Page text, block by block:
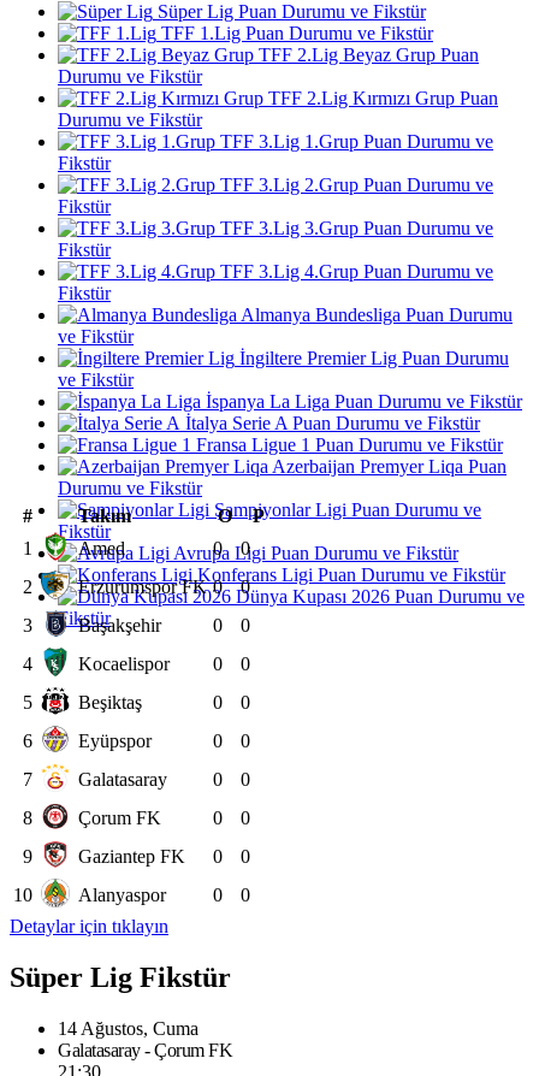
Süper Lig Puan Durumu ve Fikstür
TFF 1.Lig Puan Durumu ve Fikstür
TFF 2.Lig Beyaz Grup Puan
Durumu ve Fikstür
TFF 2.Lig Kırmızı Grup Puan
Durumu ve Fikstür
TFF 3.Lig 1.Grup Puan Durumu ve
Fikstür
TFF 3.Lig 2.Grup Puan Durumu ve
Fikstür
TFF 3.Lig 3.Grup Puan Durumu ve
Fikstür
TFF 3.Lig 4.Grup Puan Durumu ve
Fikstür
Almanya Bundesliga Puan Durumu
ve Fikstür
İngiltere Premier Lig Puan Durumu
ve Fikstür
İspanya La Liga Puan Durumu ve Fikstür
İtalya Serie A Puan Durumu ve Fikstür
Fransa Ligue 1 Puan Durumu ve Fikstür
Azerbaijan Premyer Liqa Puan
Durumu ve Fikstür
Şampiyonlar Ligi Puan Durumu ve
Fikstür
Avrupa Ligi Puan Durumu ve Fikstür
Konferans Ligi Puan Durumu ve Fikstür
Dünya Kupası 2026 Puan Durumu ve
Fikstür
# Takım O
P
1
Amed 0
0
2
Erzurumspor FK 0
0
3
Başakşehir 0
0
4
Kocaelispor 0
0
5
Beşiktaş 0
0
6
Eyüpspor 0
0
7
Galatasaray 0
0
8
Çorum FK 0
0
9
Gaziantep FK 0
0
10
Alanyaspor 0
0
Detaylar için tıklayın
Süper Lig Fikstür
14 Ağustos, Cuma
Galatasaray - Çorum FK
21:30